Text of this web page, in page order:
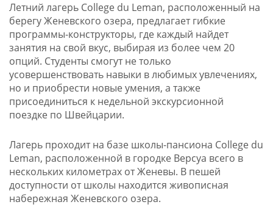
Летний лагерь College du Leman, расположенный на
берегу Женевского озера, предлагает гибкие
программы-конструкторы, где каждый найдет
занятия на свой вкус, выбирая из более чем 20
опций. Студенты смогут не только
усовершенствовать навыки в любимых увлечениях,
но и приобрести новые умения, а также
присоединиться к недельной экскурсионной
поездке по Швейцарии.
Лагерь проходит на базе школы-пансиона College du
Leman, расположенной в городке Версуа всего в
нескольких километрах от Женевы. В пешей
доступности от школы находится живописная
набережная Женевского озера.